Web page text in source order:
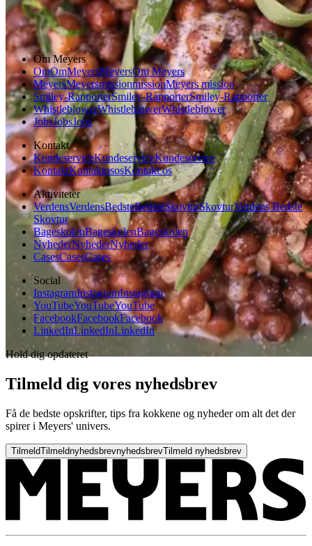
Gem opskrift
Om Meyers
OmOmMeyersMeyersOm Meyers
MeyersMeyersmissionmissionMeyers mission
Smiley-RapporterSmiley-RapporterSmiley-Rapporter
WhistleblowerWhistleblowerWhistleblower
JobsJobsJobs
Kontakt
KundeserviceKundeserviceKundeservice
KontaktKontaktososKontakt os
Aktiviteter
VerdensVerdensBedsteBedsteSkovturSkovturVerdens Bedste
Skovtur
BageskolenBageskolenBageskolen
NyhederNyhederNyheder
CasesCasesCases
Social
InstagramInstagramInstagram
YouTubeYouTubeYouTube
FacebookFacebookFacebook
LinkedInLinkedInLinkedIn
Hold dig opdateret
Tilmeld dig vores nyhedsbrev
Få de bedste opskrifter, tips fra kokkene og nyheder om alt det der
spirer i Meyers' univers.
TilmeldTilmeldnyhedsbrevnyhedsbrevTilmeld nyhedsbrev